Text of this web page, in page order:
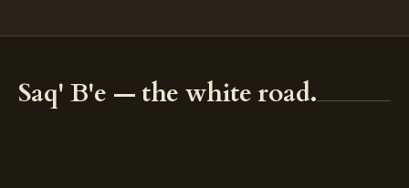
Saq' B'e — the white road.